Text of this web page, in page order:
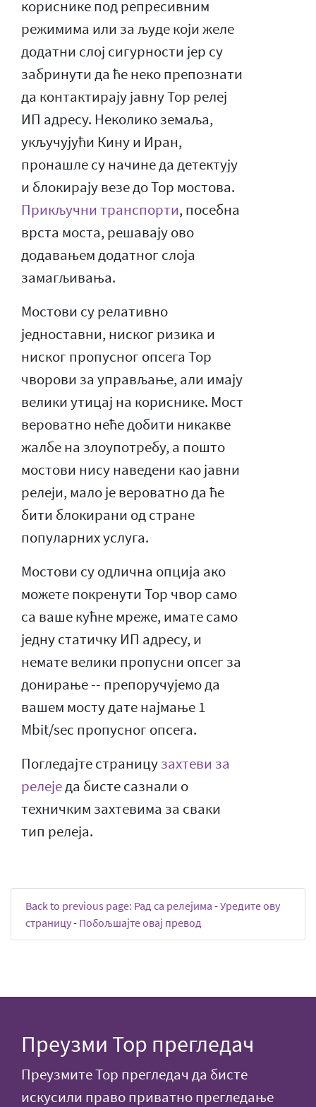
кориснике под репресивним
режимима или за људе који желе
додатни слој сигурности јер су
забринути да ће неко препознати
да контактирају јавну Тор релеј
ИП адресу. Неколико земаља,
укључујући Кину и Иран,
пронашле су начине да детектују
и блокирају везе до Тор мостова.
Прикључни транспорти, посебна
врста моста, решавају ово
додавањем додатног слоја
замагљивања.
Мостови су релативно
једноставни, ниског ризика и
ниског пропусног опсега Тор
чворови за управљање, али имају
велики утицај на кориснике. Мост
вероватно неће добити никакве
жалбе на злоупотребу, а пошто
мостови нису наведени као јавни
релеји, мало је вероватно да ће
бити блокирани од стране
популарних услуга.
Мостови су одлична опција ако
можете покренути Тор чвор само
са ваше кућне мреже, имате само
једну статичку ИП адресу, и
немате велики пропусни опсег за
донирање -- препоручујемо да
вашем мосту дате најмање 1
Mbit/sec пропусног опсега.
Погледајте страницузахтеви за
релеједа бисте сазнали о
техничким захтевима за сваки
тип релеја.
Back to previous page: Рад са релејима -Уредите ову
страницу- Побољшајте овај превод
Преузми Тор прегледач
Преузмите Тор прегледач да бисте
искусили право приватно прегледање